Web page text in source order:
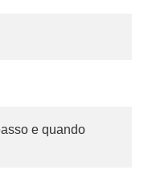
e quando